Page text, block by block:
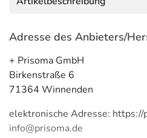
Adresse des Anbieters/
+ Prisoma GmbH
Birkenstraße 6
71364 Winnenden
elektronische Adresse: https://
info@prisoma.de